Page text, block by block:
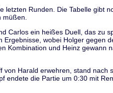
letzten Runden. Die Tabelle gibt
Carlos ein heißes Duell, das zu
wobei Holger gegen
Kombination und Heinz gewann
Harald erwehren, stand nach
endete die Partie um 0:30 mit